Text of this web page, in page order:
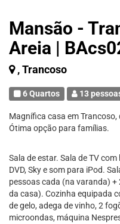
Mansão -
Areia |
, Trancoso
6 Quartos 13
Magnífica casa em
Ótima opção para famílias.
Sala de estar. Sala de TV
DVD, Sky e som para iPod.
pessoas cada (na varanda)
da casa). Cozinha equipada
de gelo, adega de vinho, 2
microondas, máquina